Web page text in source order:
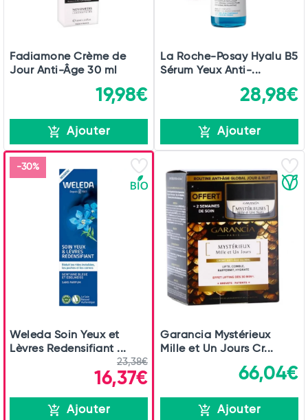
Fadiamone Crème de
Jour Anti-Âge 30 ml
19,98€
Ajouter
La Roche-Posay Hyalu B5
Sérum Yeux Anti-...
28,98€
Ajouter
-30%
Weleda Soin Yeux et
Lèvres Redensifiant ...
23,38€
16,37€
Ajouter
Garancia Mystérieux
Mille et Un Jours Cr...
66,04€
Ajouter